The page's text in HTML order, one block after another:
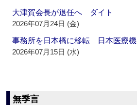
大津賀会長が退任へ ダイト
2026年07月24日 (金)
事務所を日本橋に移転 日本医療
2026年07月15日 (水)
無季言